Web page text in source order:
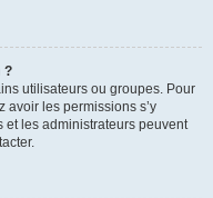
?
utilisateurs ou groupes. Pour
avoir les permissions s’y
et les administrateurs peuvent